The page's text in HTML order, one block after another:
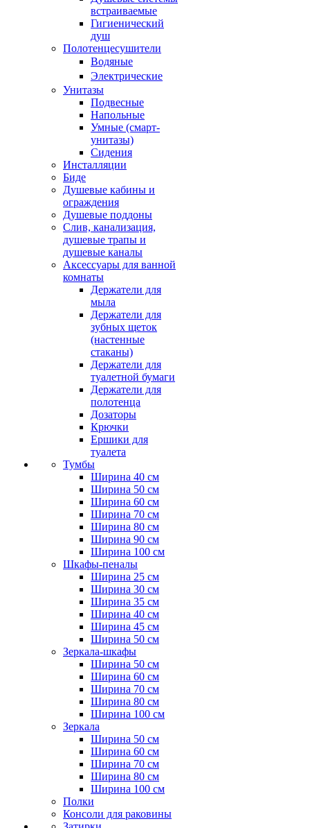
встраиваемые
Гигиенический
душ
Полотенцесушители
ㅤВодяные
ㅤЭлектрические
Унитазы
Подвесные
Напольные
Умные (смарт-
унитазы)
Сидения
Инсталляции
Биде
Душевые кабины и
ограждения
Душевые поддоны
Слив, канализация,
душевые трапы и
душевые каналы
Аксессуары для ванной
комнаты
Держатели для
мыла
Держатели для
зубных щеток
(настенные
стаканы)
Держатели для
туалетной бумаги
Держатели для
полотенца
Дозаторы
Крючки
Ершики для
туалета
Тумбы
Ширина 40 см
Ширина 50 см
Ширина 60 см
Ширина 70 см
Ширина 80 см
Ширина 90 см
Ширина 100 см
Шкафы-пеналы
Ширина 25 см
Ширина 30 см
Ширина 35 см
Ширина 40 см
Ширина 45 см
Ширина 50 см
Зеркала-шкафы
Ширина 50 см
Ширина 60 см
Ширина 70 см
Ширина 80 см
Ширина 100 см
Зеркала
Ширина 50 см
Ширина 60 см
Ширина 70 см
Ширина 80 см
Ширина 100 см
Полки
Консоли для раковины